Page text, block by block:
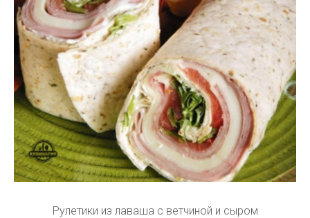
Рулетики из лаваша с ветчиной и сыром